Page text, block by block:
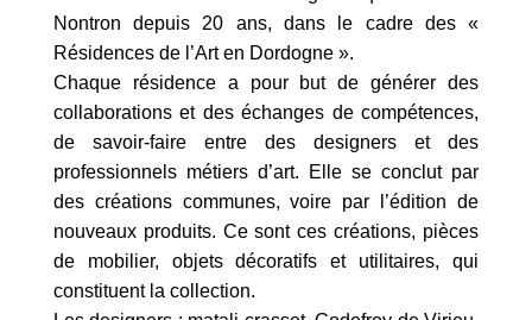
Nontron depuis 20 ans, dans le cadre des «
Résidences de l’Art en Dordogne ».
Chaque résidence a pour but de générer des
collaborations et des échanges de compétences,
de savoir-faire entre des designers et des
professionnels métiers d’art. Elle se conclut par
des créations communes, voire par l’édition de
nouveaux produits. Ce sont ces créations, pièces
de mobilier, objets décoratifs et utilitaires, qui
constituent la collection.